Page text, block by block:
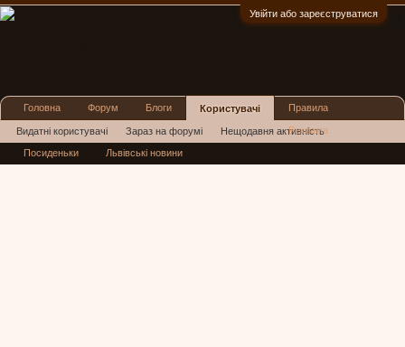
Увійти або зареєструватися
Головна Форум Блоги Користувачі
Видатні користувачі Зараз на форумі Нещодавня активність
Нові повідомлення профілю
Правила
Реклама
Посиденьки Львівські новини